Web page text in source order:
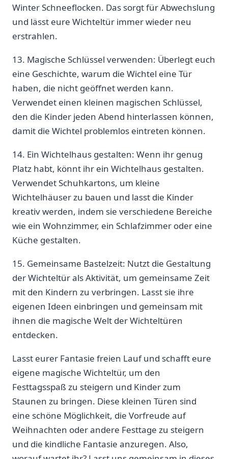
Winter Schneeflocken. Das sorgt⁢ für Abwechslung
und lässt​ eure Wichteltür immer⁢ wieder neu
‍erstrahlen.
13. Magische Schlüssel verwenden: Überlegt euch
eine Geschichte,‍ warum⁢ die ‍Wichtel‌ eine Tür‍
haben, die nicht geöffnet werden kann.
⁤Verwendet⁢ einen kleinen magischen⁢ Schlüssel,
den die Kinder jeden Abend hinterlassen‌ können,
⁣damit die Wichtel ​problemlos eintreten können.
14. Ein Wichtelhaus ‌gestalten: ‌Wenn ⁣ihr genug
Platz habt, könnt ihr ⁢ein⁣ Wichtelhaus gestalten.
Verwendet Schuhkartons, um kleine
Wichtelhäuser zu bauen und lasst die ‌Kinder
‌kreativ‌ werden, indem ⁢sie verschiedene ⁣Bereiche
wie ‍ein Wohnzimmer, ‌ein Schlafzimmer oder eine
Küche ‍gestalten.
15. Gemeinsame Bastelzeit: Nutzt⁣ die Gestaltung
der Wichteltür als Aktivität, um ⁣gemeinsame Zeit
mit‌ den Kindern‌ zu verbringen. Lasst sie ihre
eigenen Ideen ​einbringen‍ und gemeinsam mit
ihnen die magische Welt der Wichteltüren
entdecken.
Lasst eurer Fantasie freien Lauf und ‍schafft eure
‍eigene magische Wichteltür, um den
Festtagsspaß⁢ zu steigern und​ Kinder ‌zum
Staunen zu bringen. ⁣Diese ⁢kleinen Türen sind​
eine schöne Möglichkeit, die Vorfreude auf⁤
Weihnachten oder andere Festtage zu steigern
und die kindliche Fantasie⁤ anzuregen. Also,